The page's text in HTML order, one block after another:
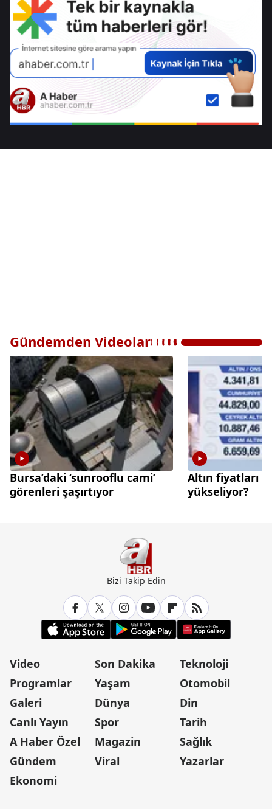
Gündemden Videolar
Bursa’daki ‘sunrooflu cami’
görenleri şaşırtıyor
Altın fiyatları
yükseliyor?
Bizi Takip Edin
Video
Programlar
Galeri
Canlı Yayın
A Haber Özel
Gündem
Ekonomi
Son Dakika
Yaşam
Dünya
Spor
Magazin
Viral
Teknoloji
Otomobil
Din
Tarih
Sağlık
Yazarlar